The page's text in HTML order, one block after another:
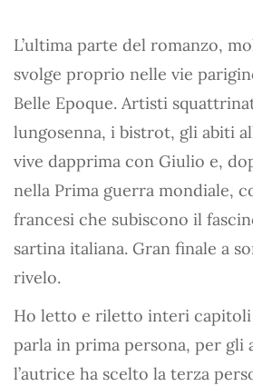
L’ultima parte del romanzo,
svolge proprio nelle vie
Belle Epoque. Artisti
lungosenna, i bistrot, gli abiti
vive dapprima con Giulio e,
nella Prima guerra mondiale,
francesi che subiscono il
sartina italiana. Gran finale a
rivelo.
Ho letto e riletto interi
parla in prima persona, per gli
l’autrice ha scelto la terza